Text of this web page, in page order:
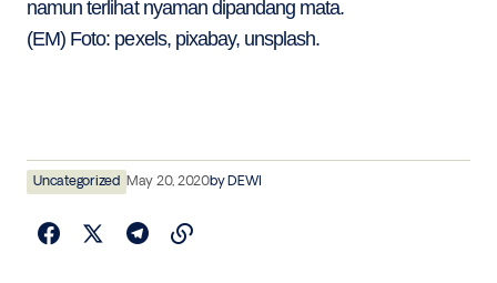
namun terlihat nyaman dipandang mata.
(EM) Foto: pexels, pixabay, unsplash.
Uncategorized May 20, 2020byDEWI